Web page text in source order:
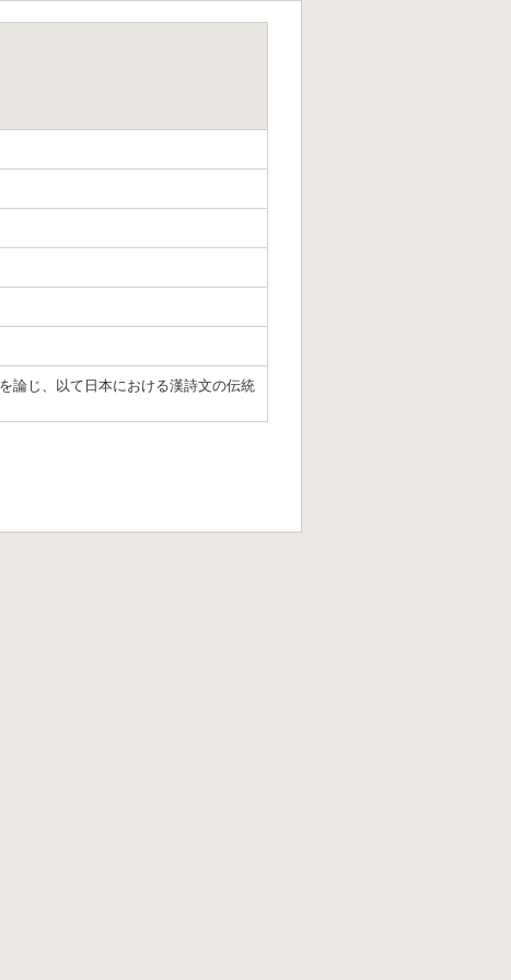
論じ、以て日本における漢詩文の伝統